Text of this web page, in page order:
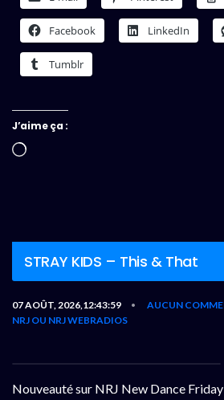
Facebook LinkedIn
Tumblr
J’aime ça :
Chargement…
STRAY KIDS – This & That
07 AOÛT, 2026,12:43:59 • AUCUN
NRJ OU NRJ WEBRADIOS
Nouveauté sur NRJ New Dance